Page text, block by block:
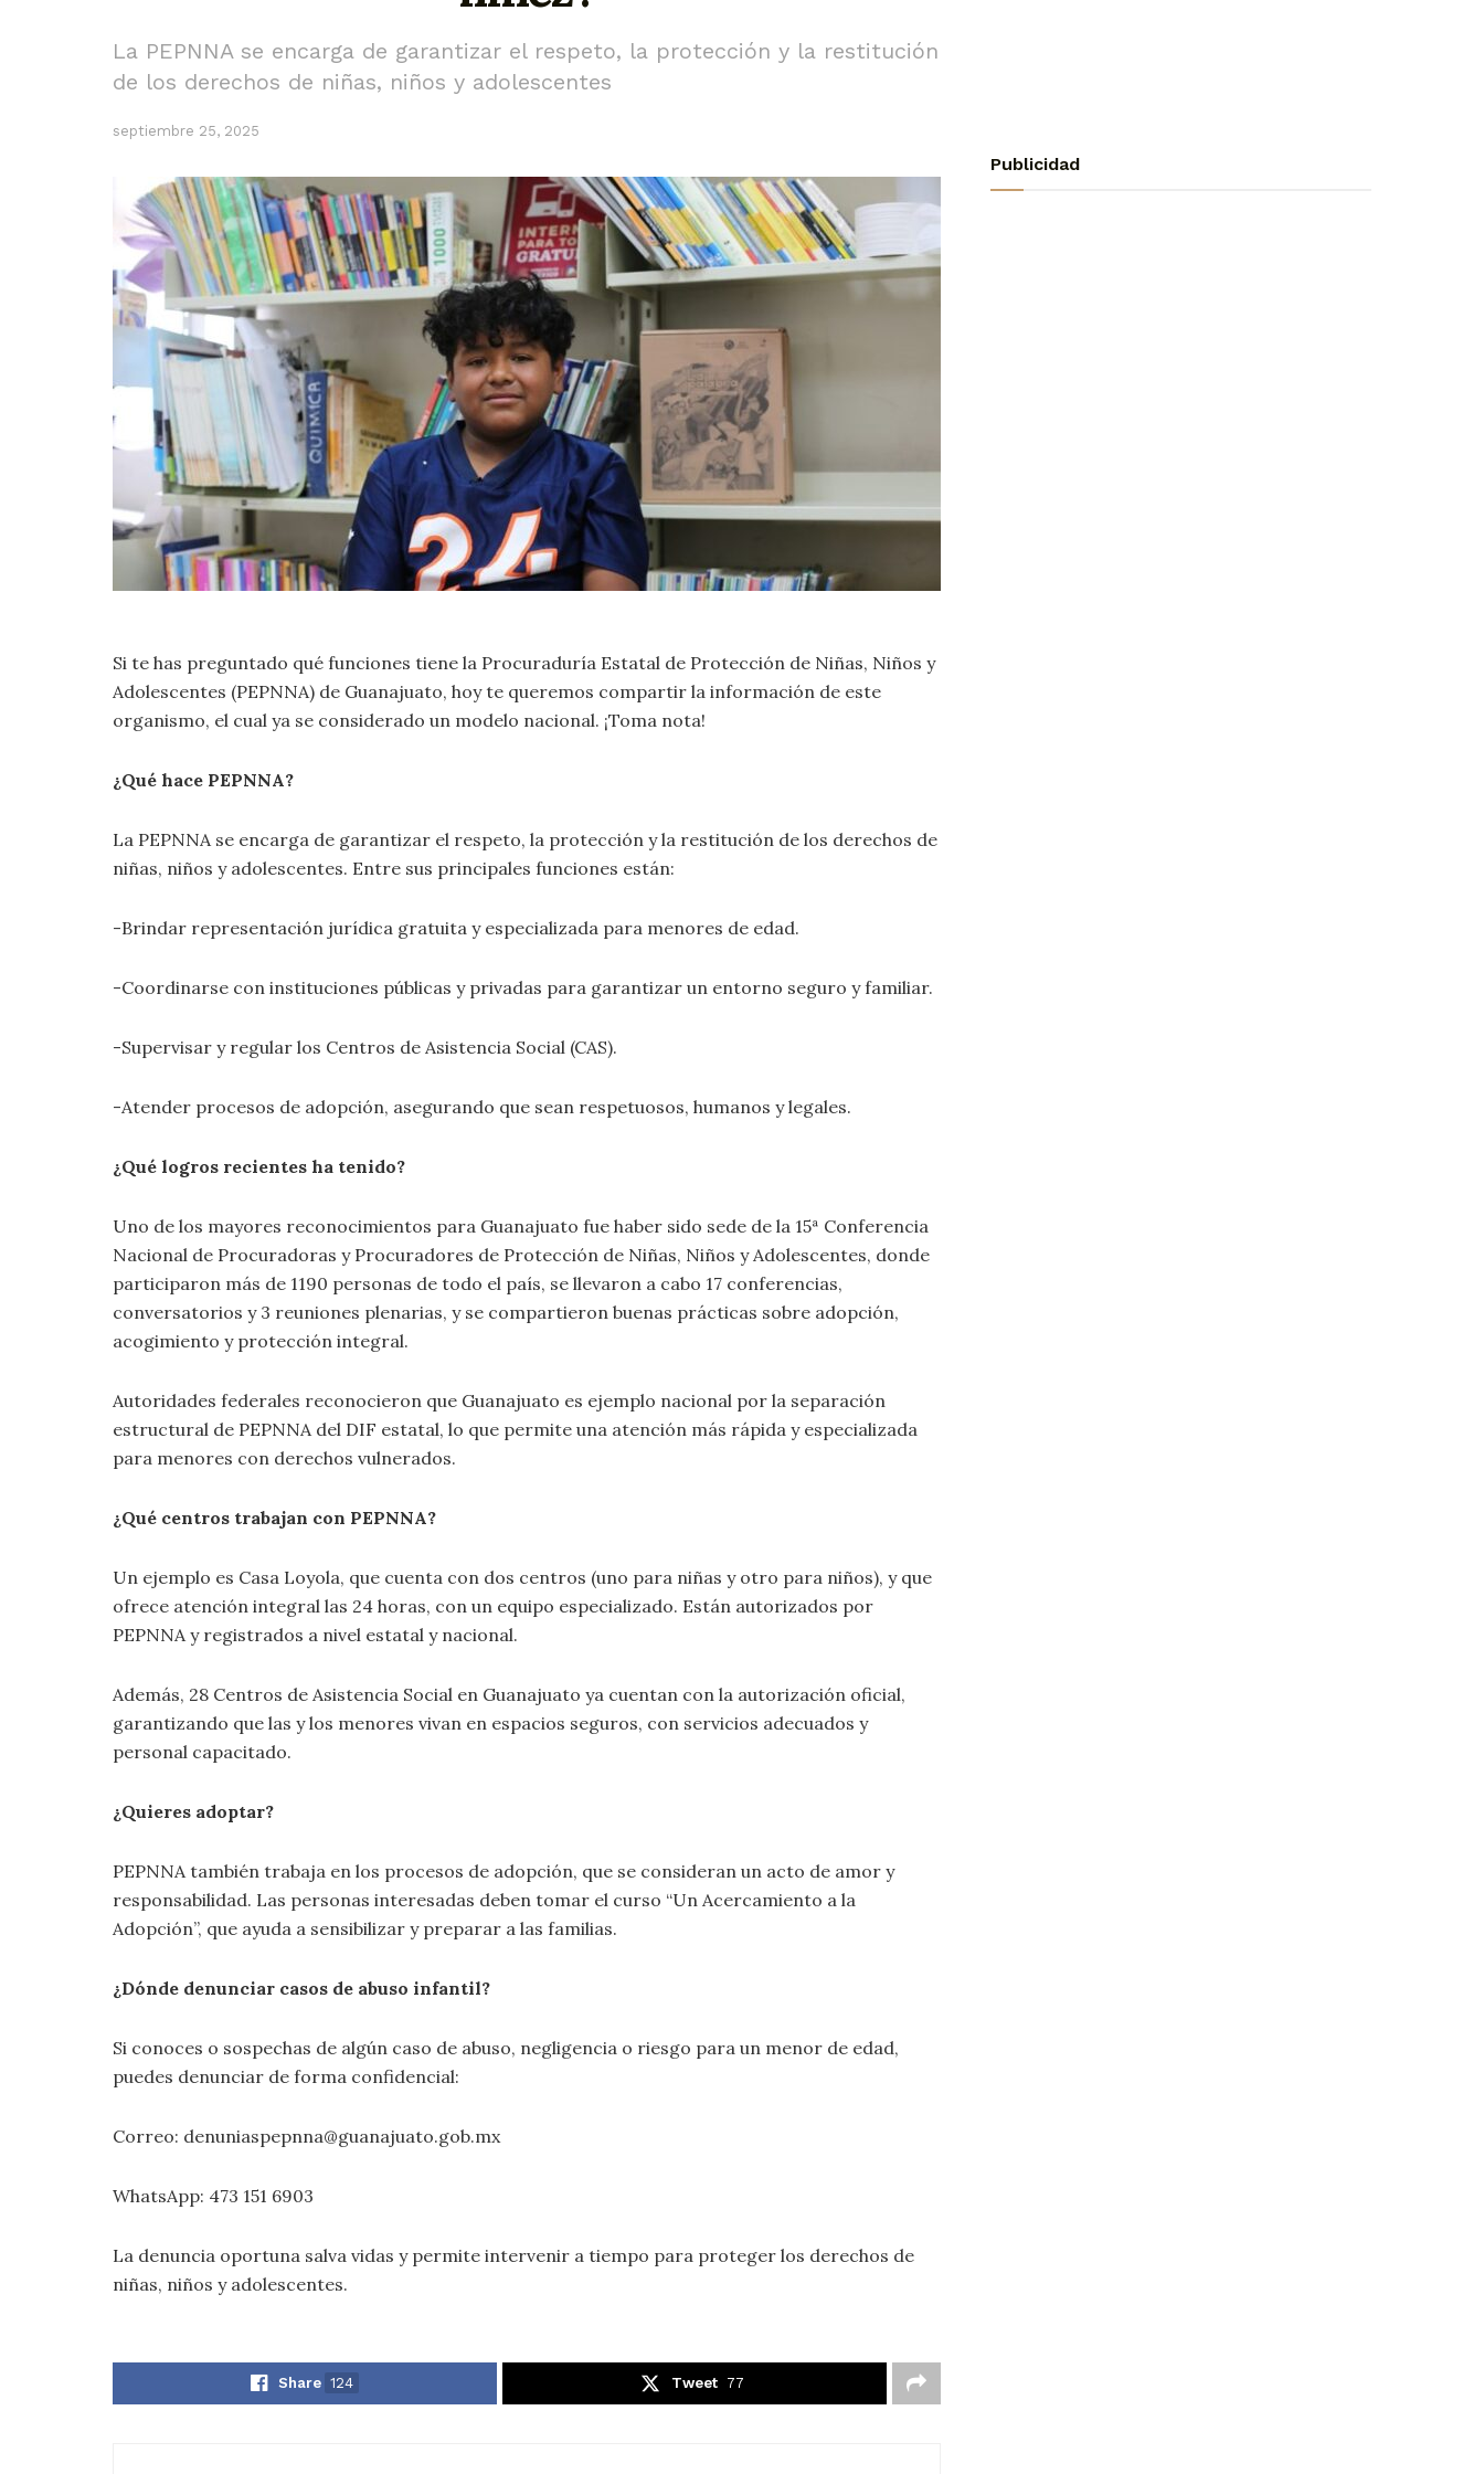
La PEPNNA se encarga de garantizar el respeto, la protección y la restitución
de los derechos de niñas, niños y adolescentes
septiembre 25, 2025
Si te has preguntado qué funciones tiene la Procuraduría Estatal de Protección de Niñas, Niños y
Adolescentes (PEPNNA) de Guanajuato, hoy te queremos compartir la información de este
organismo, el cual ya se considerado un modelo nacional. ¡Toma nota!
¿Qué hace PEPNNA?
La PEPNNA se encarga de garantizar el respeto, la protección y la restitución de los derechos de
niñas, niños y adolescentes. Entre sus principales funciones están:
-Brindar representación jurídica gratuita y especializada para menores de edad.
-Coordinarse con instituciones públicas y privadas para garantizar un entorno seguro y familiar.
-Supervisar y regular los Centros de Asistencia Social (CAS).
-Atender procesos de adopción, asegurando que sean respetuosos, humanos y legales.
¿Qué logros recientes ha tenido?
Uno de los mayores reconocimientos para Guanajuato fue haber sido sede de la 15ª Conferencia
Nacional de Procuradoras y Procuradores de Protección de Niñas, Niños y Adolescentes, donde
participaron más de 1190 personas de todo el país, se llevaron a cabo 17 conferencias,
conversatorios y 3 reuniones plenarias, y se compartieron buenas prácticas sobre adopción,
acogimiento y protección integral.
Autoridades federales reconocieron que Guanajuato es ejemplo nacional por la separación
estructural de PEPNNA del DIF estatal, lo que permite una atención más rápida y especializada
para menores con derechos vulnerados.
¿Qué centros trabajan con PEPNNA?
Un ejemplo es Casa Loyola, que cuenta con dos centros (uno para niñas y otro para niños), y que
ofrece atención integral las 24 horas, con un equipo especializado. Están autorizados por
PEPNNA y registrados a nivel estatal y nacional.
Además, 28 Centros de Asistencia Social en Guanajuato ya cuentan con la autorización oficial,
garantizando que las y los menores vivan en espacios seguros, con servicios adecuados y
personal capacitado.
¿Quieres adoptar?
PEPNNA también trabaja en los procesos de adopción, que se consideran un acto de amor y
responsabilidad. Las personas interesadas deben tomar el curso “Un Acercamiento a la
Adopción”, que ayuda a sensibilizar y preparar a las familias.
¿Dónde denunciar casos de abuso infantil?
Si conoces o sospechas de algún caso de abuso, negligencia o riesgo para un menor de edad,
puedes denunciar de forma confidencial:
Correo: denuniaspepnna@guanajuato.gob.mx
WhatsApp: 473 151 6903
La denuncia oportuna salva vidas y permite intervenir a tiempo para proteger los derechos de
niñas, niños y adolescentes.
Share 124 Tweet 77
Publicidad